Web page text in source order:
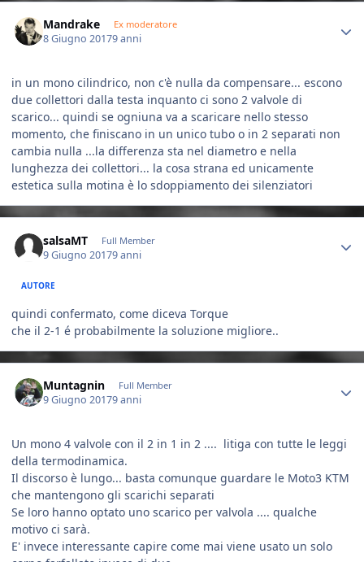
Mandrake Ex moderatore
8 Giugno 20179 anni
in un mono cilindrico, non c'è nulla da compensare... escono
due collettori dalla testa inquanto ci sono 2 valvole di
scarico... quindi se ogniuna va a scaricare nello stesso
momento, che finiscano in un unico tubo o in 2 separati non
cambia nulla ...la differenza sta nel diametro e nella
lunghezza dei collettori... la cosa strana ed unicamente
estetica sulla motina è lo sdoppiamento dei silenziatori
salsaMT Full Member
9 Giugno 20179 anni
AUTORE
quindi confermato, come diceva Torque
che il 2-1 é probabilmente la soluzione migliore..
Muntagnin Full Member
9 Giugno 20179 anni
Un mono 4 valvole con il 2 in 1 in 2 .... litiga con tutte le leggi
della termodinamica.
Il discorso è lungo... basta comunque guardare le Moto3 KTM
che mantengono gli scarichi separati
Se loro hanno optato uno scarico per valvola .... qualche
motivo ci sarà.
E' invece interessante capire come mai viene usato un solo